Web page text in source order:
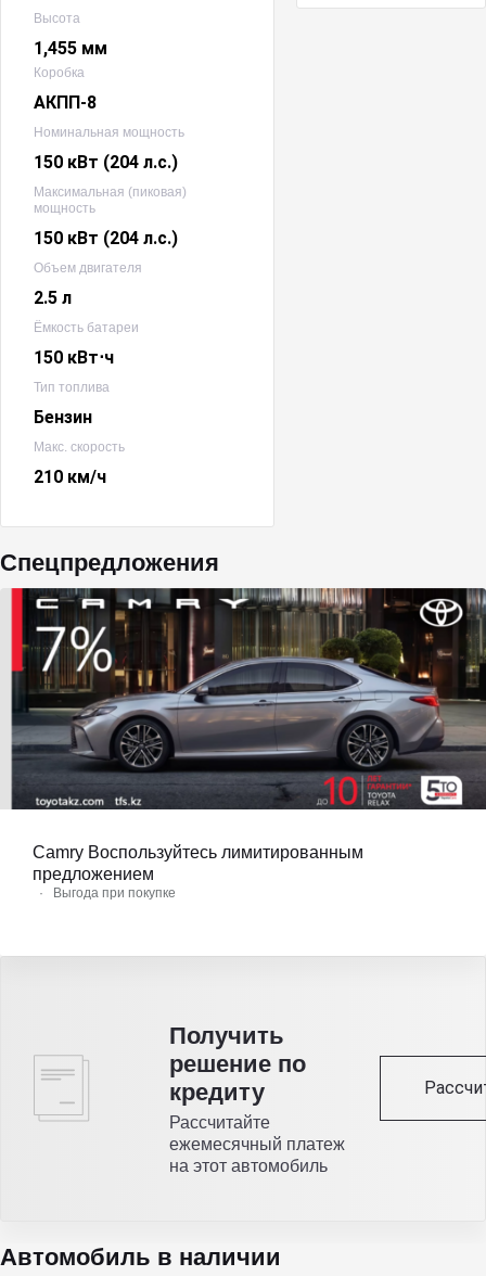
Высота
1,455 мм
Коробка
АКПП-8
Номинальная мощность
150 кВт (204 л.с.)
Максимальная (пиковая)
мощность
150 кВт (204 л.с.)
Объем двигателя
2.5 л
Ёмкость батареи
150 кВт⋅ч
Тип топлива
Бензин
Макс. скорость
210 км/ч
Спецпредложения
Camry Воспользуйтесь лимитированным
предложением
· Выгода при покупке
Получить
решение по
кредиту
Рассчитайте
ежемесячный платеж
на этот автомобиль
Автомобиль в наличии